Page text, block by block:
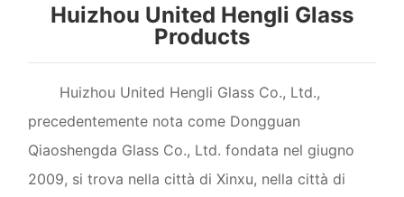
Huizhou United Hengli Glass
Products
Huizhou United Hengli Glass Co., Ltd.,
precedentemente nota come Dongguan
Qiaoshengda Glass Co., Ltd. fondata nel giugno
2009, si trova nella città di Xinxu, nella città di